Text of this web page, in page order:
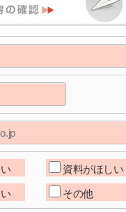
資料がほしい
その他